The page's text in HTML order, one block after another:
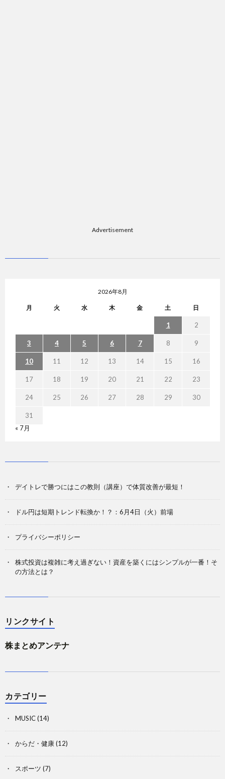
Advertisement
2026年8月
月 火 水 木 金 土 日
1 2
3 4 5 6 7 8 9
10 11 12 13 14 15 16
17 18 19 20 21 22 23
24 25 26 27 28 29 30
31
« 7月
デイトレで勝つにはこの教則（講座）で体質改善が最短！
ドル円は短期トレンド転換か！？：6月4日（火）前場
プライバシーポリシー
株式投資は複雑に考え過ぎない！資産を築くにはシンプルが一番！そ
の方法とは？
リンクサイト
株まとめアンテナ
カテゴリー
MUSIC(14)
からだ・健康(12)
スポーツ (7)